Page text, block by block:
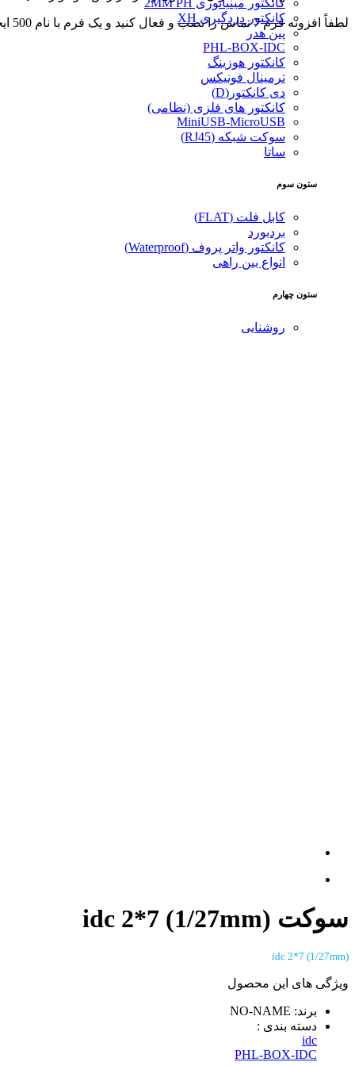
کانکتور دزدگیری XH
پین هدر
PHL-BOX-IDC
کانکتور هوزینگ
ترمینال فونیکس
دی کانکتور(D)
کانکتور های فلزی (نظامی)
MiniUSB-MicroUSB
سوکت شبکه (RJ45)
ساتا
ستون سوم
کابل فلت (FLAT)
بردبورد
کانکتور واتر پروف (Waterproof)
انواع بین راهی
ستون چهارم
روشنایی
لطفاً افزونه فرم 7 تماس را نصب و فعال کنید و یک فرم با نام 500 ایجاد کنید.
سوکت idc 2*7 (1/27mm)
idc 2*7 (1/27mm)
ویژگی های این محصول
برند: NO-NAME
دسته بندی :
idc
PHL-BOX-IDC